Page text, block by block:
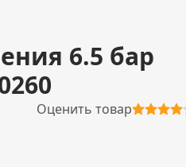
6.5 бар
Оценить товар